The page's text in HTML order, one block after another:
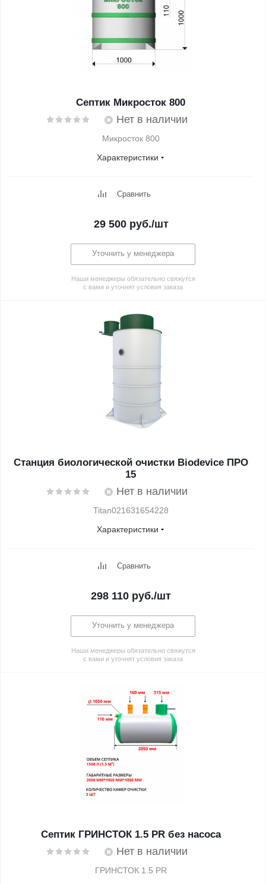
Септик Микросток 800
Нет в наличии
Микросток 800
Характеристики
Сравнить
29 500руб./шт
Уточнить у менеджера
Наши менеджеры обязательно свяжутся
с вами и уточнят условия заказа
Станция биологической очистки Biodevice ПРО
15
Нет в наличии
Titan021631654228
Характеристики
Сравнить
298 110 руб./шт
Уточнить у менеджера
Наши менеджеры обязательно свяжутся
с вами и уточнят условия заказа
Септик ГРИНСТОК 1.5 PR без насоса
Нет в наличии
ГРИНСТОК 1.5 PR